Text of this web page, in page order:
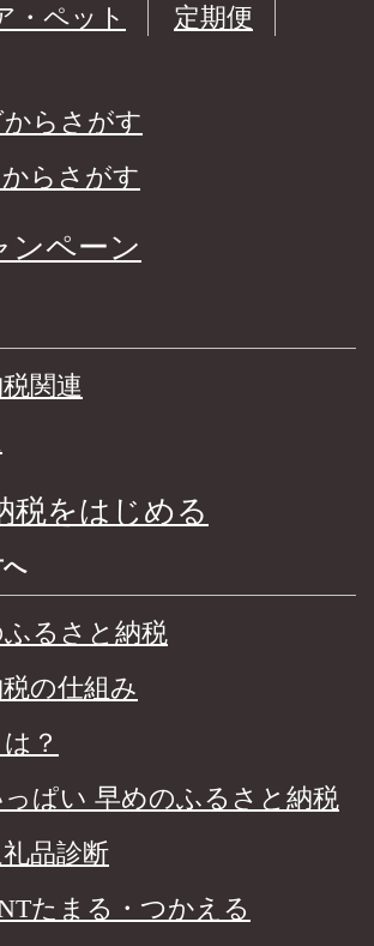
・ペット
定期便
らさがす
らさがす
ンペーン
関連
税をはじめる
るさと納税
の仕組み
？
ぱい 早めのふるさと納税
品診断
たまる・つかえる